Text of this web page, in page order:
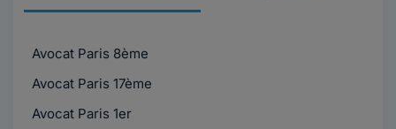
Avocat Paris 8ème
Avocat Paris 17ème
Avocat Paris 1er